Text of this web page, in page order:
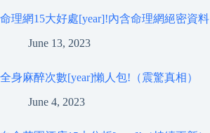
命理網15大好處[year]!內含命理網絕密資料
June 13, 2023
全身麻醉次數[year]懶人包!（震驚真相）
June 4, 2023